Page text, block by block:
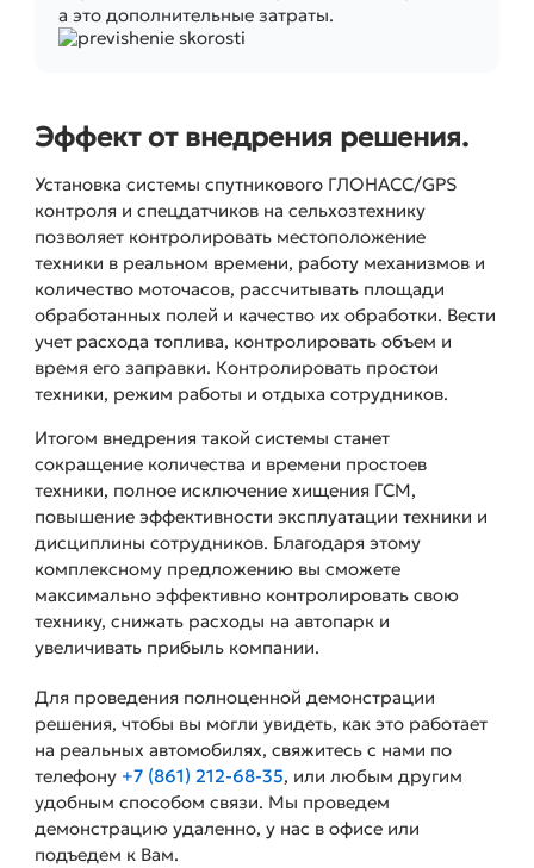
а это дополнительные затраты.
Эффект от внедрения решения.
Установка системы спутникового ГЛОНАСС/GPS
контроля и спецдатчиков на сельхозтехнику
позволяет контролировать местоположение
техники в реальном времени, работу механизмов и
количество моточасов, рассчитывать площади
обработанных полей и качество их обработки. Вести
учет расхода топлива, контролировать объем и
время его заправки. Контролировать простои
техники, режим работы и отдыха сотрудников.
Итогом внедрения такой системы станет
сокращение количества и времени простоев
техники, полное исключение хищения ГСМ,
повышение эффективности эксплуатации техники и
дисциплины сотрудников. Благодаря этому
комплексному предложению вы сможете
максимально эффективно контролировать свою
технику, снижать расходы на автопарк и
увеличивать прибыль компании.
Для проведения полноценной демонстрации
решения, чтобы вы могли увидеть, как это работает
на реальных автомобилях, свяжитесь с нами по
телефону +7 (861) 212-68-35, или любым другим
удобным способом связи. Мы проведем
демонстрацию удаленно, у нас в офисе или
подъедем к Вам.